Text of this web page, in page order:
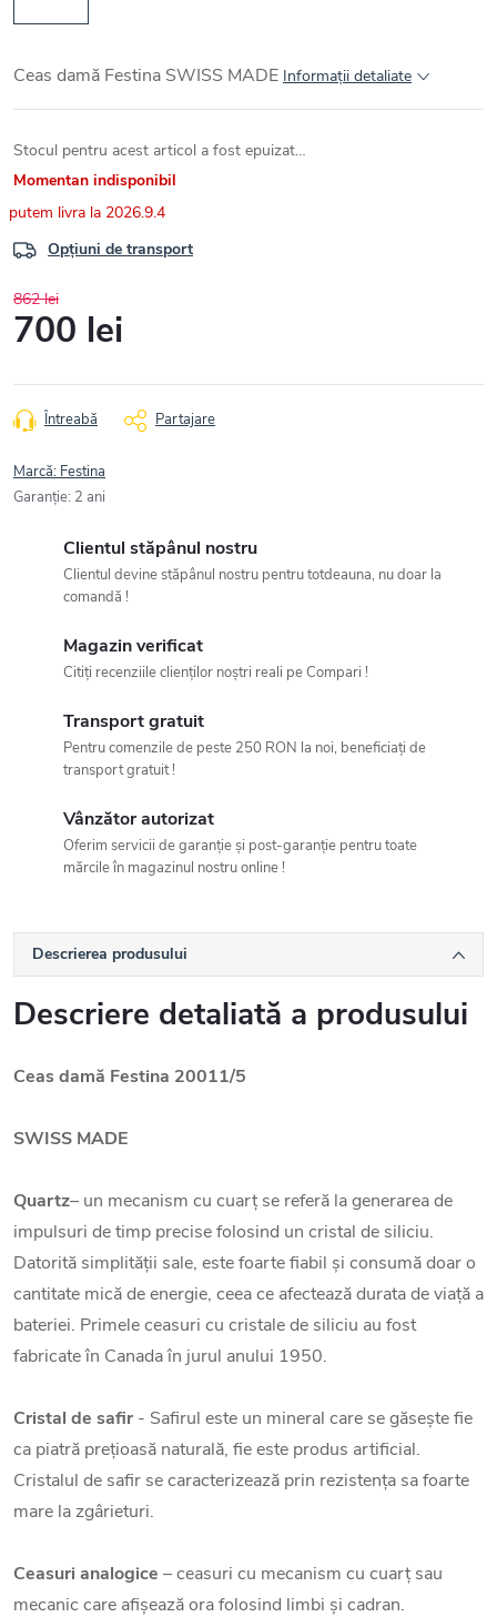
Ceas damă Festina SWISS MADE Informaţii detaliate
Stocul pentru acest articol a fost epuizat…
Momentan indisponibil
2026.9.4
Opțiuni de transport
862 lei
700 lei
preţ:
Întreabă Partajare
Marcă: Festina
Garanţie: 2 ani
Clientul stăpânul nostru
Clientul devine stăpânul nostru pentru totdeauna, nu doar la
comandă !
Magazin verificat
Citiți recenziile clienților noștri reali pe Compari !
Transport gratuit
Pentru comenzile de peste 250 RON la noi, beneficiați de
transport gratuit !
Vânzător autorizat
Oferim servicii de garanție și post-garanție pentru toate
mărcile în magazinul nostru online !
Descrierea produsului
Descriere detaliată a produsului
Ceas damă Festina 20011/5
SWISS MADE
Quartz– un mecanism cu cuarț se referă la generarea de
impulsuri de timp precise folosind un cristal de siliciu.
Datorită simplității sale, este foarte fiabil și consumă doar o
cantitate mică de energie, ceea ce afectează durata de viață a
bateriei. Primele ceasuri cu cristale de siliciu au fost
fabricate în Canada în jurul anului 1950.
Cristal de safir - Safirul este un mineral care se găsește fie
ca piatră prețioasă naturală, fie este produs artificial.
Cristalul de safir se caracterizează prin rezistența sa foarte
mare la zgârieturi.
Ceasuri analogice – ceasuri cu mecanism cu cuarț sau
mecanic care afișează ora folosind limbi și cadran.